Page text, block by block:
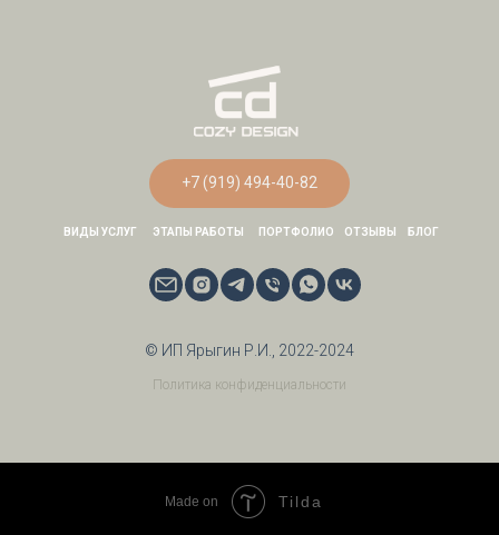
ВИДЫ УСЛУГ ЭТАПЫ РАБОТЫ ПОРТФОЛИО БЛОГ
Политика конфиденциальности
© ИП Ярыгин Р.И., 2022-2024
+7 (919) 494-40-82
ОТЗЫВЫ
Made on Tilda